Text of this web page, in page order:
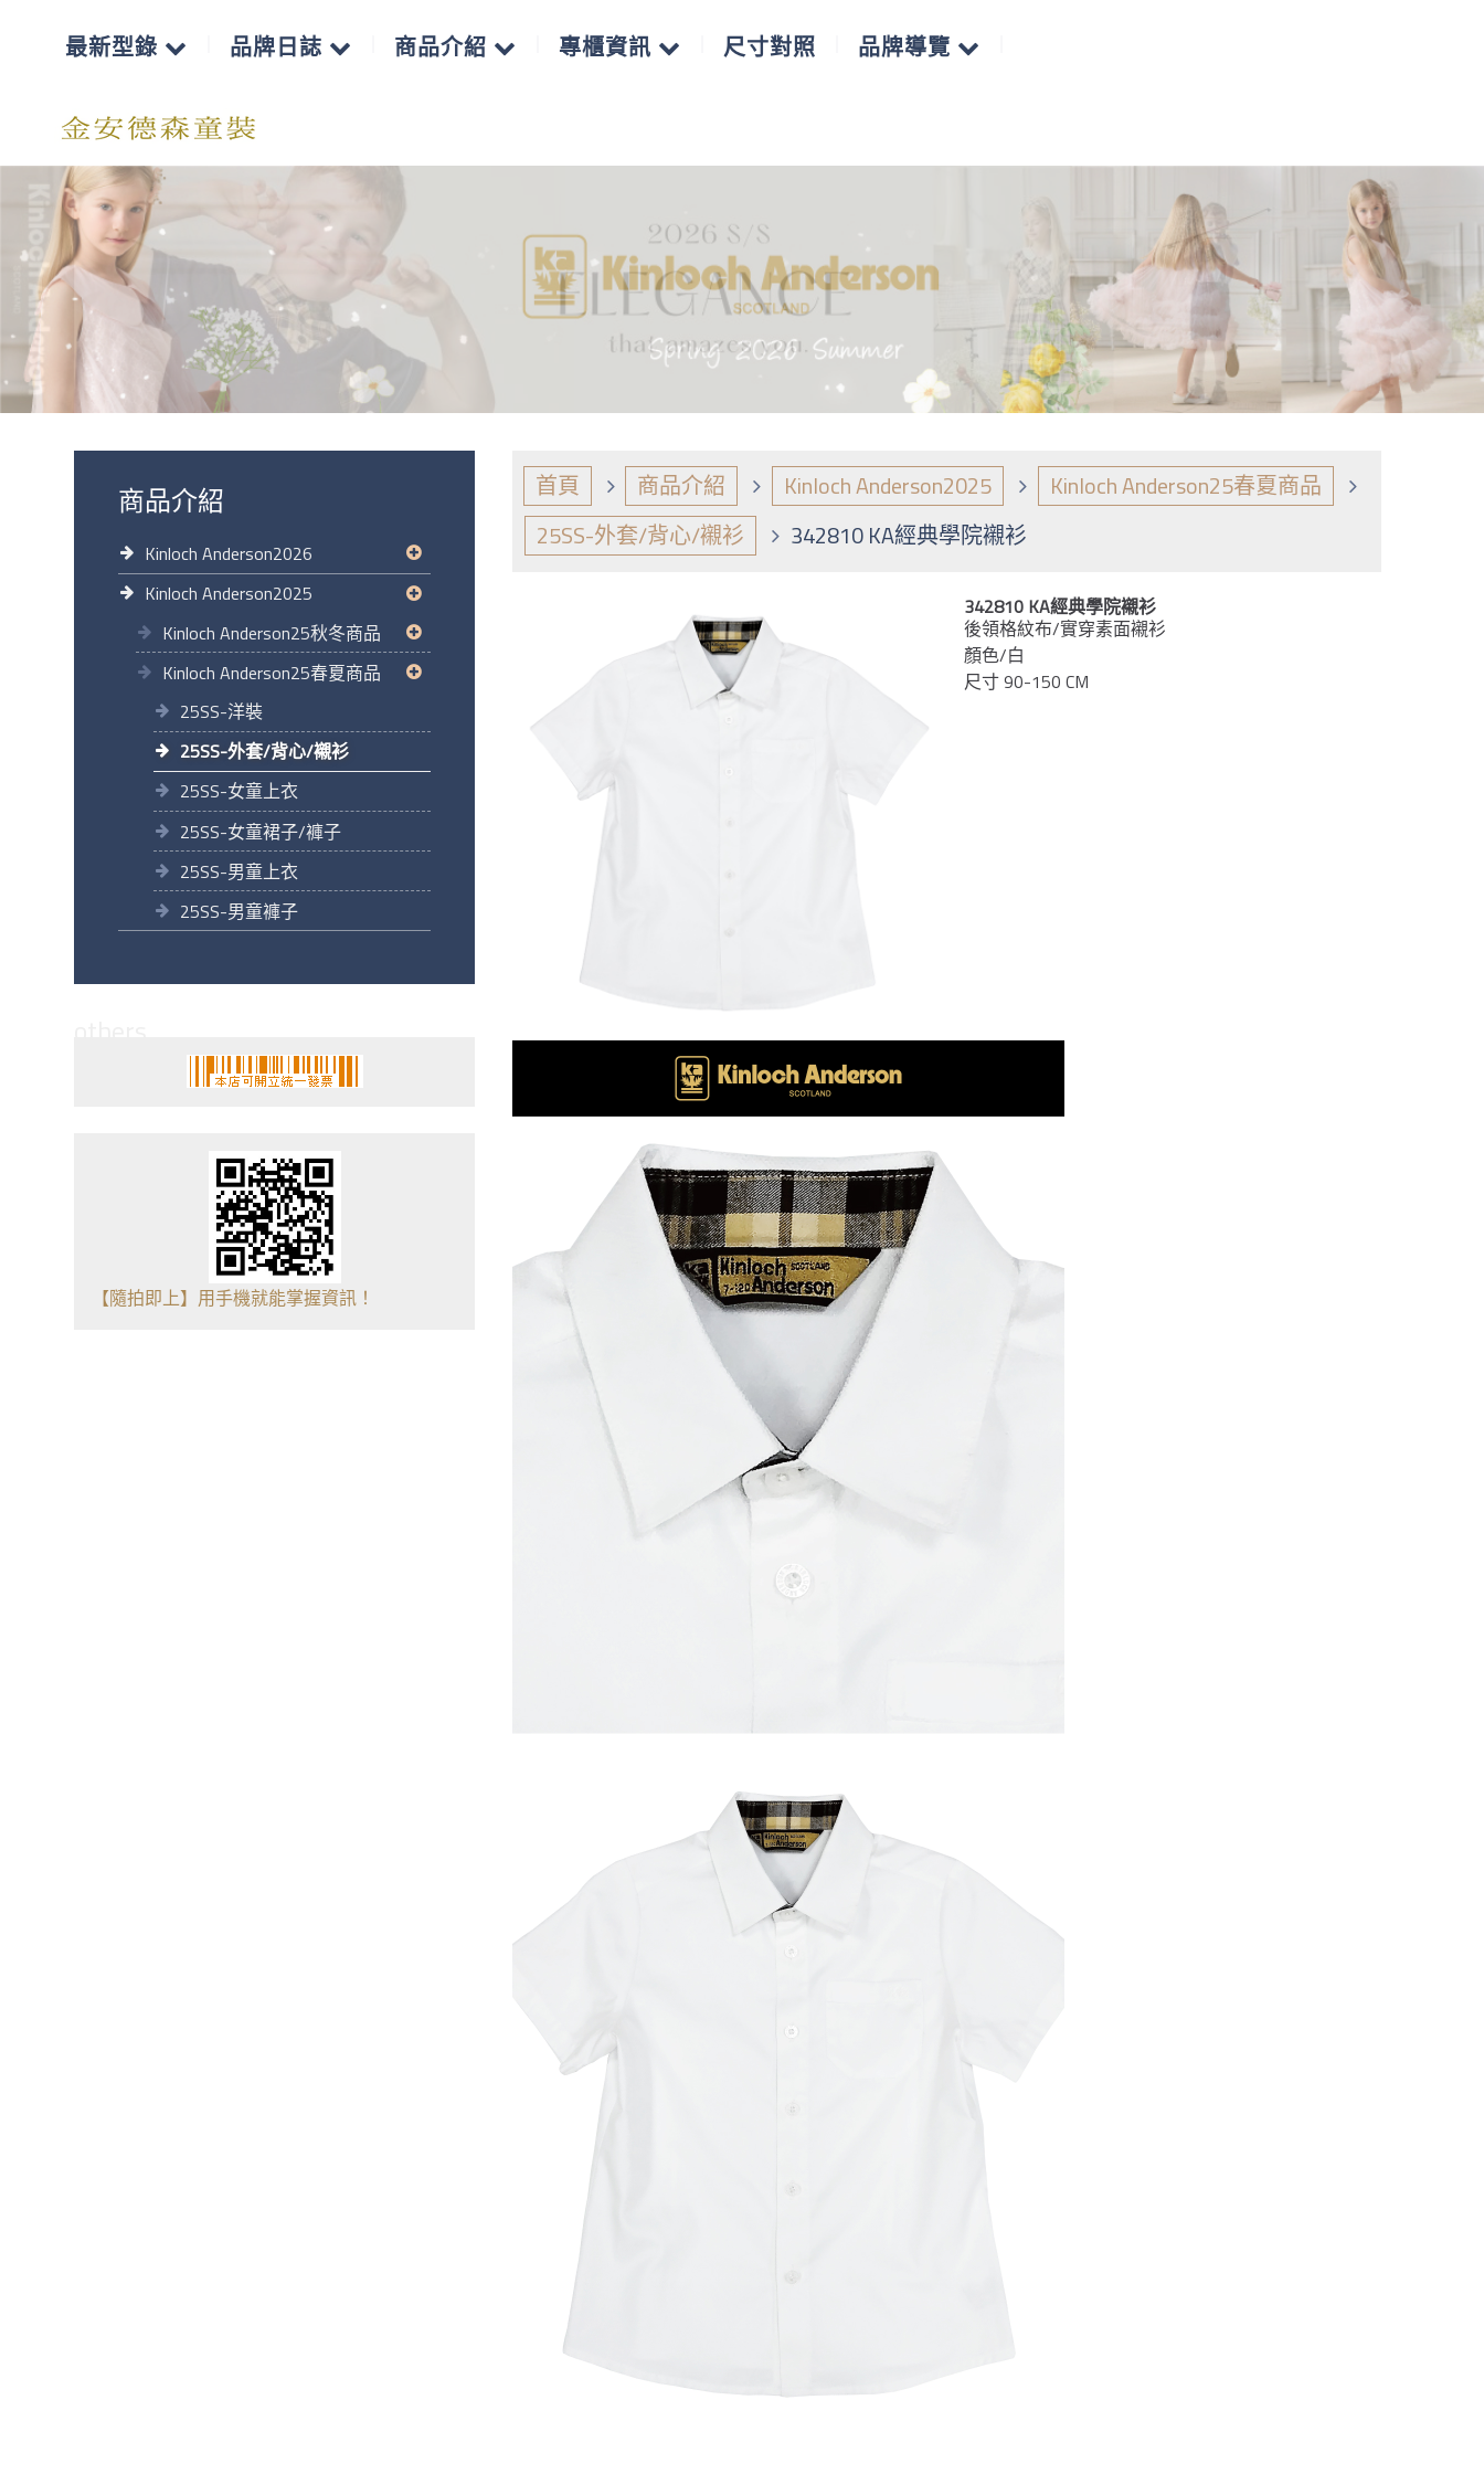
最新型錄 品牌日誌 商品介紹 專櫃資訊 尺寸對照 品牌導覽
商品介紹
Kinloch Anderson2026
Kinloch Anderson2025
Kinloch Anderson25秋冬商品
Kinloch Anderson25春夏商品
25SS-洋裝
25SS-外套/背心/襯衫
25SS-女童上衣
25SS-女童裙子/褲子
25SS-男童上衣
25SS-男童褲子
【隨拍即上】用手機就能掌握資訊！
首頁 商品介紹 Kinloch Anderson2025
Kinloch Anderson25春夏商品
25SS-外套/背心/襯衫
342810 KA經典學院襯衫
342810 KA經典學院襯衫
後領格紋布/實穿素面襯衫
顏色/白
尺寸 90-150 CM